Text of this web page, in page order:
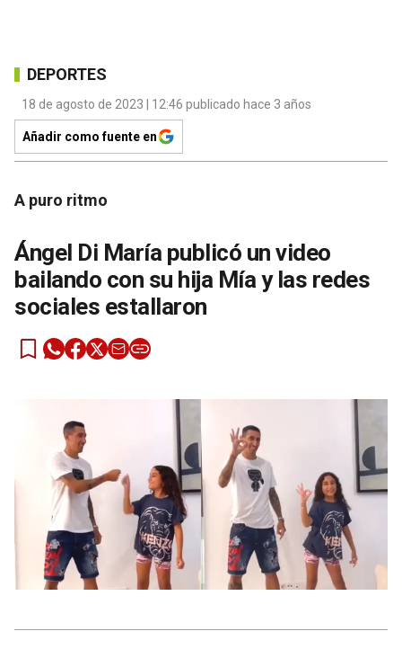
DEPORTES
18 de agosto de 2023 | 12:46 publicado hace 3 años
Añadir como fuente en
A puro ritmo
Ángel Di María publicó un video
bailando con su hija Mía y las redes
sociales estallaron